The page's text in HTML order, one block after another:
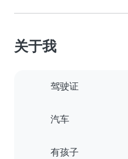
关于我
驾驶证
汽车
有孩子